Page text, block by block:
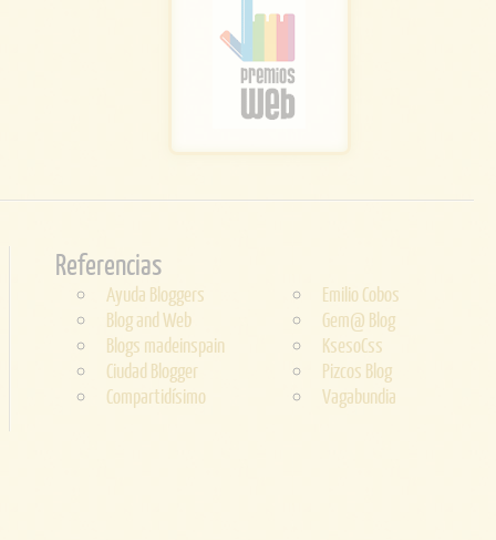
Referencias
Ayuda Bloggers
Blog and Web
Blogs madeinspain
Ciudad Blogger
Compartidísimo
Emilio Cobos
Gem@ Blog
KsesoCss
Pizcos Blog
Vagabundia